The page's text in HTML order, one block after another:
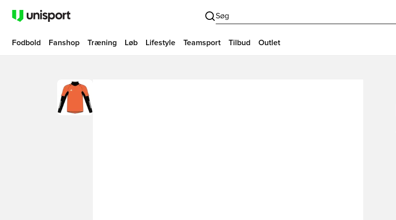
Søg
Fodbold Fanshop Træning Løb Lifestyle Teamsport Tilbud Outlet